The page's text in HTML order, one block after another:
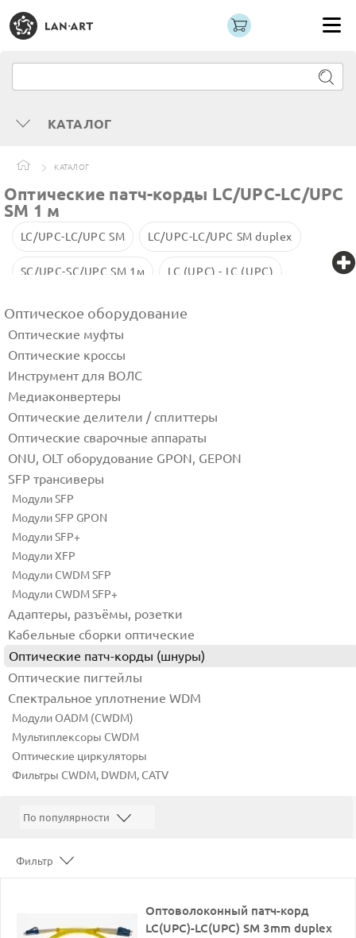
КАТАЛОГ
КАТАЛОГ
Оптические патч-корды LC/UPC-LC/UPC
SM 1 м
LC/UPC-LC/UPC SM LC/UPC-LC/UPC SM duplex
SC/UPC-SC/UPC SM 1м LC (UPC) - LC (UPC)
SC/UPC-SC/UPC SM 2м
FC/UPC-SC/UPC SM
SC/UPC-SC/UPC SM 3м
Оптическое оборудование
Оптические муфты
Оптические кроссы
Инструмент для ВОЛС
Медиаконвертеры
Оптические делители / сплиттеры
Оптические сварочные аппараты
ONU, OLT оборудование GPON, GEPON
SFP трансиверы
Модули SFP
Модули SFP GPON
Модули SFP+
Модули XFP
Модули CWDM SFP
Модули CWDM SFP+
Адаптеры, разъёмы, розетки
Кабельные сборки оптические
Оптические патч-корды (шнуры)
Оптические пигтейлы
Спектральное уплотнение WDM
Модули OADM (CWDM)
Мультиплексоры CWDM
Оптические циркуляторы
Фильтры CWDM, DWDM, CATV
Фильтр
Оптоволоконный патч-корд
LC(UPC)-LC(UPC) SM 3mm duplex